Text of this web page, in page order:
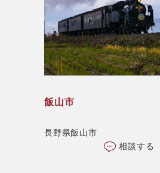
飯山市
長野県飯山市
相談する